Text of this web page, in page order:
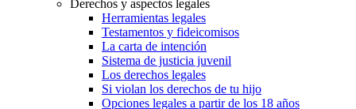
Derechos y aspectos legales
Herramientas legales
Testamentos y fideicomisos
La carta de intención
Sistema de justicia juvenil
Los derechos legales
Si violan los derechos de tu hijo
Opciones legales a partir de los 18 años